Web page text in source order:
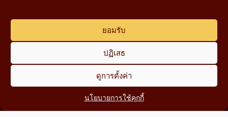
ยอมรับ
ปฏิเสธ
ดูการตั้งค่า
นโยบายการใช้คุกกี้